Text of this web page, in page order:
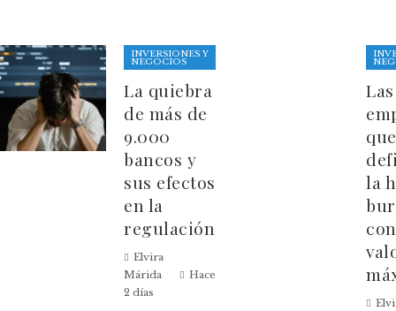
INVERSIONES Y
NEGOCIOS
La quiebra
de más de
9.000
bancos y
sus efectos
en la
regulación
Elvira
Márida
Hace
2 días
que
la